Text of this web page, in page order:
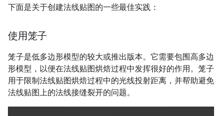
下面是关于创建法线贴图的一些最佳实践：
使用笼子
笼子是低多边形模型的较大或推出版本。它需要包围高多边
形模型，以便在法线贴图烘焙过程中发挥很好的作用。笼子
用于限制法线贴图烘焙过程中的光线投射距离，并帮助避免
法线贴图上的法线接缝裂开的问题。